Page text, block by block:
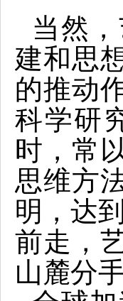
当然
建和思
的推动
科学研
时，常
思维方
明，达
前走，
山麓分